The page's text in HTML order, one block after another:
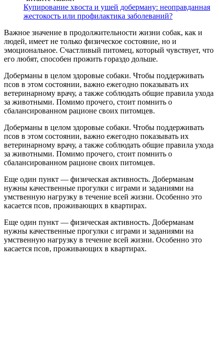
Купирование хвоста и ушей доберману: неоправданная
жестокость или профилактика заболеваний?
Важное значение в продолжительности жизни собак, как и
людей, имеет не только физическое состояние, но и
эмоциональное. Счастливый питомец, который чувствует, что
его любят, способен прожить гораздо дольше.
Доберманы в целом здоровые собаки. Чтобы поддерживать
псов в этом состоянии, важно ежегодно показывать их
ветеринарному врачу, а также соблюдать общие правила ухода
за животными. Помимо прочего, стоит помнить о
сбалансированном рационе своих питомцев.
Доберманы в целом здоровые собаки. Чтобы поддерживать
псов в этом состоянии, важно ежегодно показывать их
ветеринарному врачу, а также соблюдать общие правила ухода
за животными. Помимо прочего, стоит помнить о
сбалансированном рационе своих питомцев.
Еще один пункт — физическая активность. Доберманам
нужны качественные прогулки с играми и заданиями на
умственную нагрузку в течение всей жизни. Особенно это
касается псов, проживающих в квартирах.
Еще один пункт — физическая активность. Доберманам
нужны качественные прогулки с играми и заданиями на
умственную нагрузку в течение всей жизни. Особенно это
касается псов, проживающих в квартирах.